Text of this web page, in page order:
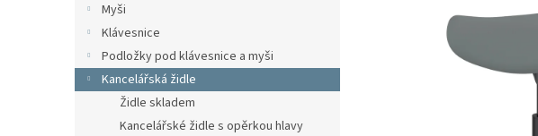
Myši
Klávesnice
Podložky pod klávesnice a myši
Kancelářská židle
Židle skladem
Kancelářské židle s opěrkou hlavy